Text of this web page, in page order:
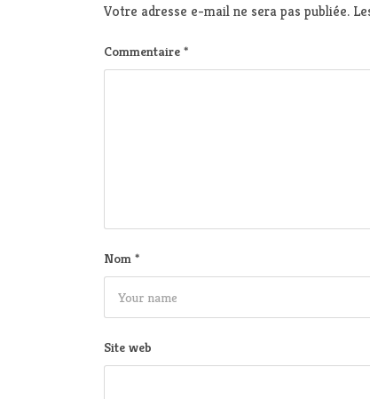
Votre adresse e-mail ne sera pas publiée.
Commentaire *
Nom *
Site web